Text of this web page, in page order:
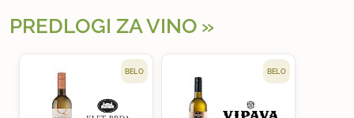
PREDLOGI ZA VINO
BELO BELO